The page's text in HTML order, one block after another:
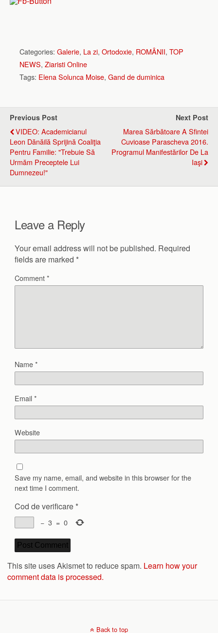
Categories: Galerie, La zi, Ortodoxie, ROMÂNII, TOP
NEWS, Ziaristi Online
Tags: Elena Solunca Moise, Gand de duminica
Previous Post
VIDEO: Academicianul
Leon Dănăilă Sprijină Coaliţia
Pentru Familie: "Trebuie Să
Urmăm Preceptele Lui
Dumnezeu!"
Next Post
Marea Sărbătoare A Sfintei
Cuvioase Parascheva 2016.
Programul Manifestărilor De La
Iaşi
Leave a Reply
Your email address will not be published. Required
fields are marked *
Comment*
Name*
Email*
Website
Save my name, email, and website in this browser for the
next time I comment.
Cod de verificare *
− 3 = 0
This site uses Akismet to reduce spam. Learn how your
comment data is processed.
Back to top